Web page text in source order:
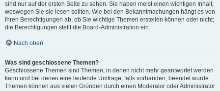
sind nur auf der ersten Seite zu sehen. Sie haben meist einen wichtigen Inhalt,
weswegen Sie sie lesen sollten. Wie bei den Bekanntmachungen hängt es von
Ihren Berechtigungen ab, ob Sie wichtige Themen erstellen können oder nicht;
die Berechtigungen stellt die Board-Administration ein.
Nach oben
Was sind geschlossene Themen?
Geschlossene Themen sind Themen, in denen nicht mehr geantwortet werden
kann und bei denen eine laufende Umfrage, falls vorhanden, beendet wurde.
Themen können aus vielen Gründen durch einen Moderator oder Administrator